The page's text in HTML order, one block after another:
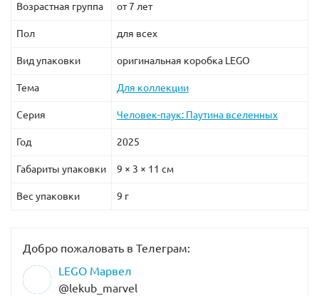
Возрастная группа от 7 лет
Пол для всех
Вид упаковки оригинальная коробка LEGO
Тема Для коллекции
Серия Человек-паук: Паутина вселенных
Год 2025
Габариты упаковки 9 × 3 × 11 см
Вес упаковки 9 г
Добро пожаловать в Телеграм:
LEGO Марвел
@lekub_marvel